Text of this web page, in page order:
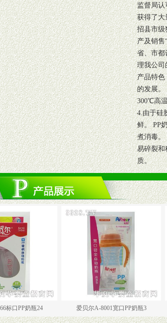
监督局认
获得了大
招县市级
产及销售
省、市都
理我公司
产品特色
的发展。
300℃高
4.由于硅
鲜。 PP
煮消毒。
易碎裂和
质。
爱贝尔A-8001宽口PP奶瓶3 爱贝尔